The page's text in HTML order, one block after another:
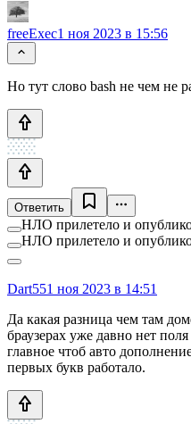
freeExec1 ноя 2023 в 15:56
Но тут слово bash не чем не
Ответить
НЛО прилетело и
НЛО прилетело и
Dart551 ноя 2023 в 14:51
Да какая разница чем там
браузерах уже давно нет
главное чтоб авто
первых букв работало.